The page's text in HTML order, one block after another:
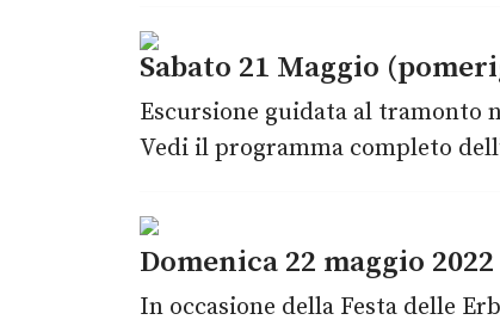
Sabato 21 Maggio
Escursione guidata al tramonto
Vedi il programma completo
Domenica 22 maggio
In occasione della Festa delle